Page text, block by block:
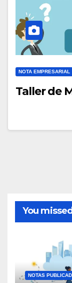
NOTA EMPRESARIAL
Taller de
You missed
NOTAS